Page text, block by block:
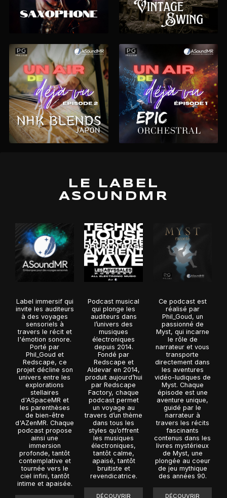
LE LABEL
ASOUNDMR
Label immersif qui
invite les auditeurs
à des voyages
sensoriels à
travers le récit et
l'émotion sonore.
Porté par
Phil_Goud et
Redscape, ce
projet décline son
univers entre les
explorations
stellaires
d'ASpaceMR et
les parenthèses
de bien-être
d'AZenMR. Chaque
podcast propose
ainsi une
immersion
profonde, tantôt
contemplative et
tournée vers le
ciel infini, tantôt
intime et apaisée.
Podcast musical
qui plonge les
auditeurs dans
l’univers des
musiques
électroniques
depuis 2014.
Fondé par
Redscape et
Aldevar en 2014,
produit aujourd’hui
par Redscape
Factory, chaque
podcast permet
un voyage au
travers d’un thème
dans tous les
styles qu’offrent
les musiques
électroniques,
tantôt calme,
apaisé, tantôt
bruitiste et
revendicatrice.
DÉCOUVRIR
Ce podcast est
réalisé par
Phil_Goud, un
passionné de
Myst, qui incarne
le rôle de
narrateur et vous
transporte
directement dans
les aventures
vidéo-ludiques de
Myst. Chaque
épisode est une
aventure unique,
guidé par le
narrateur à
travers les récits
fascinants
contenus dans les
livres mystérieux
de Myst, une
plongée au coeur
de jeu mythique
des années 90.
DÉCOUVRIR